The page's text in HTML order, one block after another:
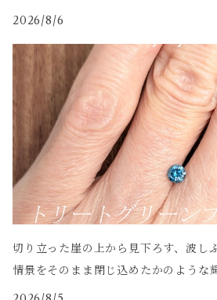
2026/8/6
切り立った崖の上から見下ろす、波
情景をそのまま閉じ込めたかのような